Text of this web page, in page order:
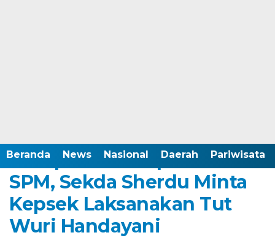
Beranda News Nasional Daerah Pariwisata
Tutup Workshop Evaluasi
SPM, Sekda Sherdu Minta
Kepsek Laksanakan Tut
Wuri Handayani